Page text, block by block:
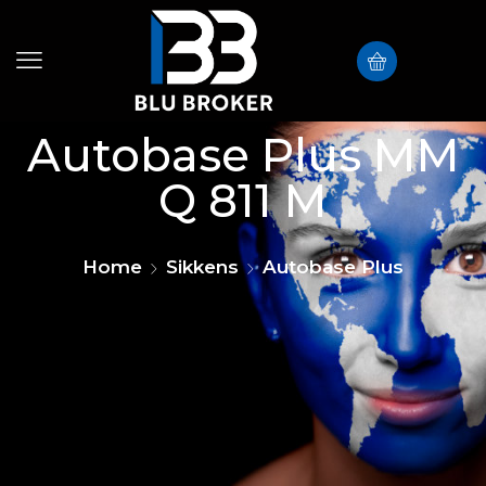
Autobase Plus MM
Q 811 M
Home Sikkens Autobase Plus